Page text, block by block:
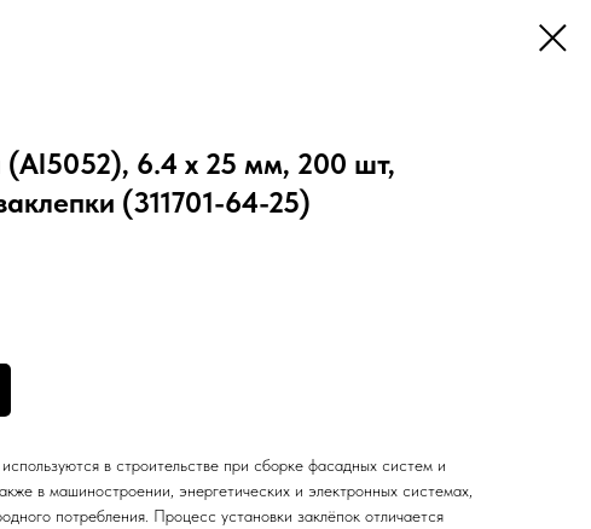
(Al5052), 6.4 x 25 мм, 200 шт,
(311701-64-25)
в строительстве при сборке фасадных систем и
в машиностроении, энергетических и электронных системах,
потребления. Процесс установки заклёпок отличается